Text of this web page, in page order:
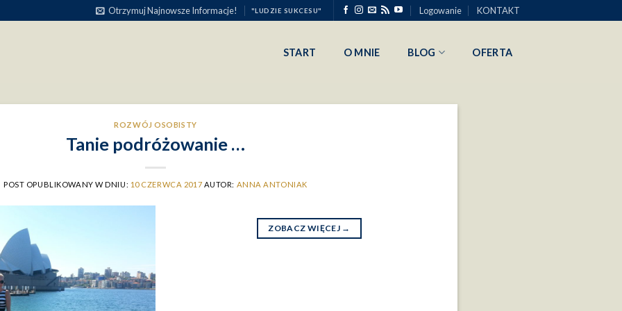
Otrzymuj Najnowsze Informacje! "LUDZIE SUKCESU" Logowanie KONTAKT
START O MNIE BLOG OFERTA
ROZWÓJ OSOBISTY
Tanie podróżowanie …
POST OPUBLIKOWANY W DNIU: 10 CZERWCA 2017 AUTOR: ANNA ANTONIAK
ZOBACZ WIĘCEJ →